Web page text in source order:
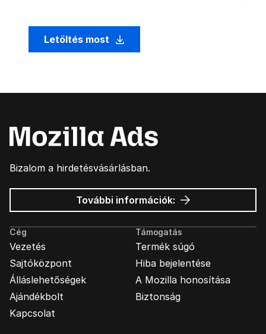
Letöltés most
Bizalom a hirdetésvásárlásban.
További információk: Mozilla
hirdetések
Cég
Vezetés
Sajtóközpont
Álláslehetőségek
Ajándékbolt
Kapcsolat
Támogatás
Termék súgó
Hiba bejelentése
A Mozilla honosítása
Biztonság